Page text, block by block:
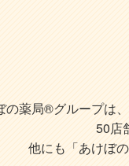
薬局®グループは
50店
他にも「あけぼ